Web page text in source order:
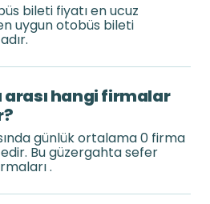
bileti fiyatı en ucuz
uygun otobüs bileti
arası hangi firmalar
günlük ortalama 0 firma
Bu güzergahta sefer
.